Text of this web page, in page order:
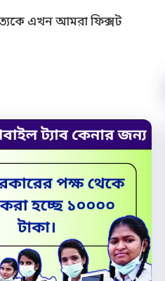
এখন আমরা ফিক্সট